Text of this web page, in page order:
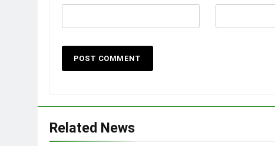
Related News